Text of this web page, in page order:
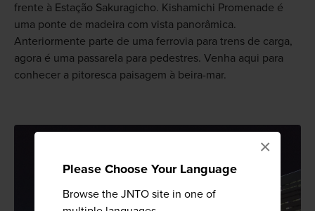
Please Choose Your Language
Browse the JNTO site in one of
×
frente à Estação Sakuragicho. Kishamichi Promenade é
uma ponte de madeira com vista panorâmica.
Anteriormente parte de uma ferrovia para trens de carga,
agora é uma passarela para pedestres. Venha aqui para
conhecer a pitoresca paisagem à beira-mar.